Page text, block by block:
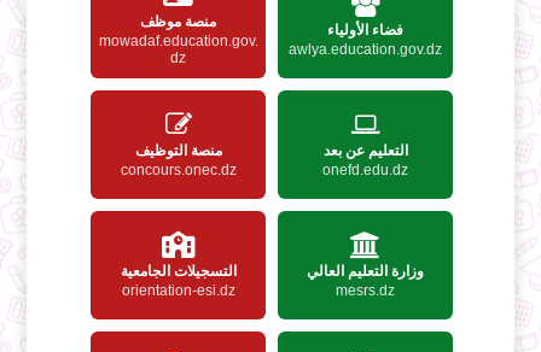
فضاء الأولياء
awlya.education.gov.dz
منصة موظف
mowadaf.education.gov.
dz
التعليم عن بعد
onefd.edu.dz
منصة التوظيف
concours.onec.dz
وزارة التعليم العالي
mesrs.dz
التسجيلات الجامعية
orientation-esi.dz